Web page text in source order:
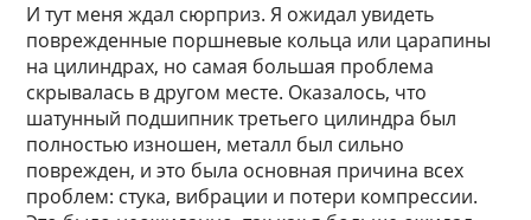
И тут меня ждал сюрприз. Я ожидал увидеть
поврежденные поршневые кольца или царапины
на цилиндрах, но самая большая проблема
скрывалась в другом месте. Оказалось, что
шатунный подшипник третьего цилиндра был
полностью изношен, металл был сильно
поврежден, и это была основная причина всех
проблем: стука, вибрации и потери компрессии.